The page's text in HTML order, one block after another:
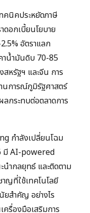
คนิคประหยัดภาษี
ดอกเบี้ยนโยบาย
อัตราแลก
าน้ำมันดิบ 70-85
สหรัฐฯ และจีน การ
นการณ์ภูมิรัฐศาสตร์
กระทบต่อตลาดการ
กำลังเปลี่ยนโฉม
มี AI-powered
นำกลยุทธ์ และติดตาม
ญที่ใช้เทคโนโลยี
ยสำคัญ อย่างไร
ครื่องมือเสริมการ